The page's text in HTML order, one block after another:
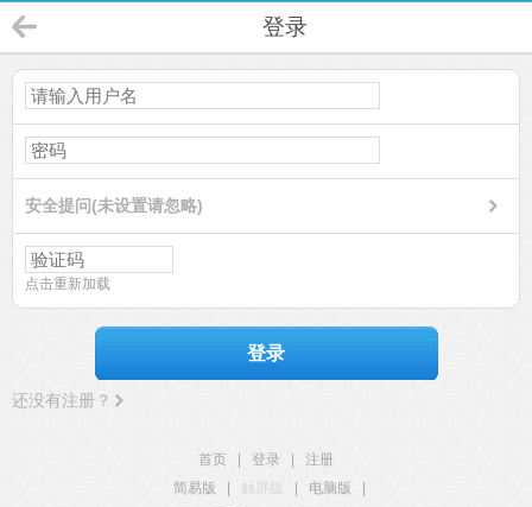
登录
安全提问(未设置请忽略)
点击重新加载
登录
还没有注册？
首页 登录
注册
简易版
触屏版 电脑版